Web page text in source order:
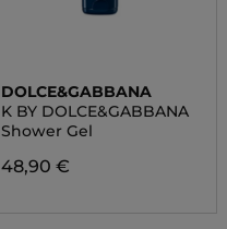
DOLCE&GABBANA
K BY DOLCE&GABBANA
Shower Gel
48,90 €